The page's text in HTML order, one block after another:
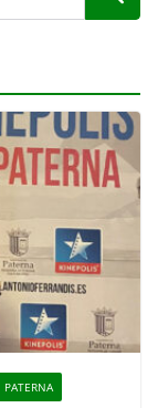
PATERNA